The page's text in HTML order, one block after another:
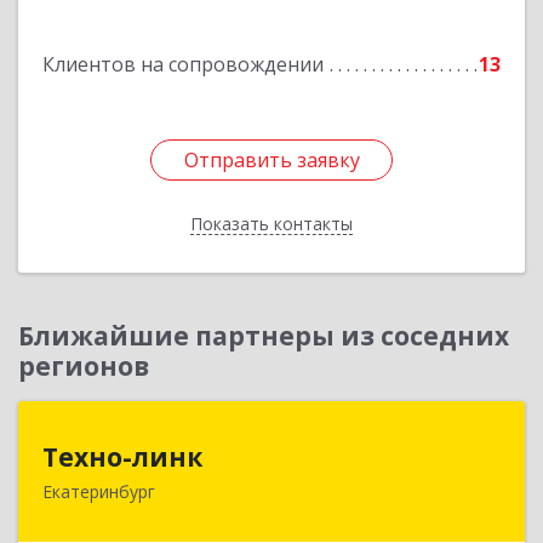
Клиентов на сопровождении 13
Отправить заявку
Показать контакты
Отправить заявку
Назад
Ближайшие партнеры из соседних
регионов
Техно-линк
Екатеринбург
620000, Свердловская обл, Екатеринбург г,